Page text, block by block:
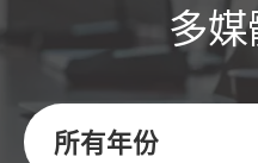
多
所有年份